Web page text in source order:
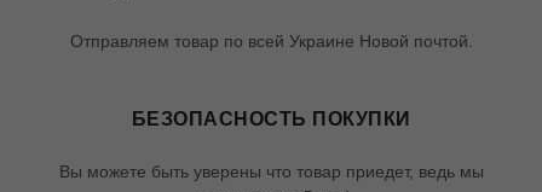
Отправляем товар по всей Украине Новой почтой.
БЕЗОПАСНОСТЬ ПОКУПКИ
Вы можете быть уверены что товар приедет, ведь мы